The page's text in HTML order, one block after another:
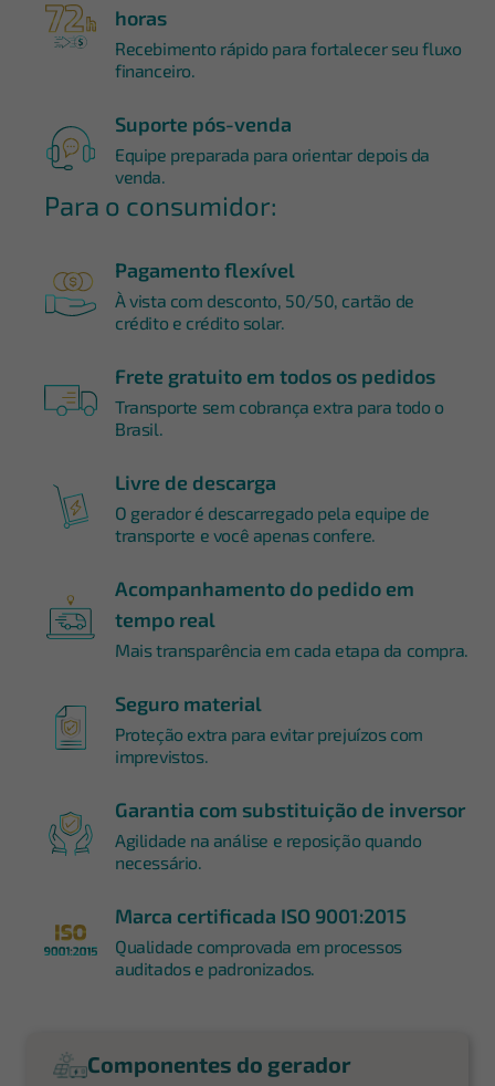
horas
Recebimento rápido para fortalecer seu fluxo
financeiro.
Suporte pós-venda
Equipe preparada para orientar depois da
venda.
Para o consumidor:
Pagamento flexível
À vista com desconto, 50/50, cartão de
crédito e crédito solar.
Frete gratuito em todos os pedidos
Transporte sem cobrança extra para todo o
Brasil.
Livre de descarga
O gerador é descarregado pela equipe de
transporte e você apenas confere.
Acompanhamento do pedido em
tempo real
Mais transparência em cada etapa da compra.
Seguro material
Proteção extra para evitar prejuízos com
imprevistos.
Garantia com substituição de inversor
Agilidade na análise e reposição quando
necessário.
Marca certificada ISO 9001:2015
Qualidade comprovada em processos
auditados e padronizados.
Componentes do gerador